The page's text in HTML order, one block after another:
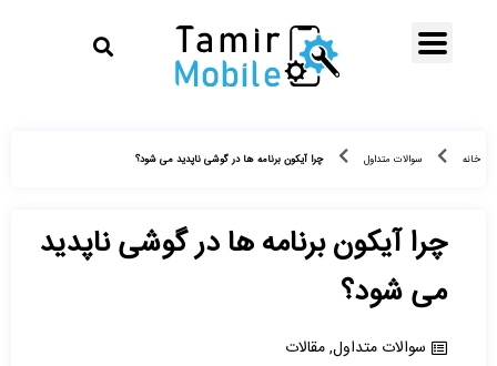
خانه سوالات متداول چرا آیکون برنامه ها در گوشی ناپدید می شود؟
چرا آیکون برنامه ها در گوشی ناپدید
می شود؟
سوالات متداول,مقالات